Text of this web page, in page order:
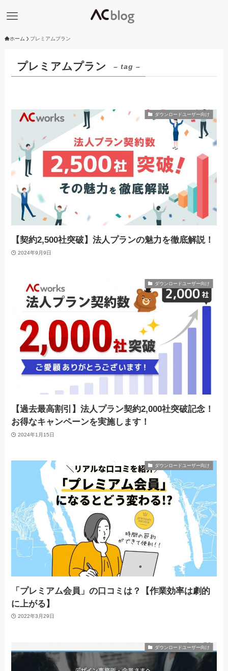
ホーム プレミアムプラン
プレミアムプラン – tag –
ダウンロードユーザー向け
【契約2,500社突破】法人プランの魅力を徹底解説！
2024年9月9日
ダウンロードユーザー向け
【過去最高割引】法人プラン契約2,000社突破記念！
お得なキャンペーンを実施します！
2024年1月15日
ダウンロードユーザー向け
「プレミアム会員」の口コミは？【作業効率は劇的
に上がる】
2022年3月29日
ダウンロードユーザー向け